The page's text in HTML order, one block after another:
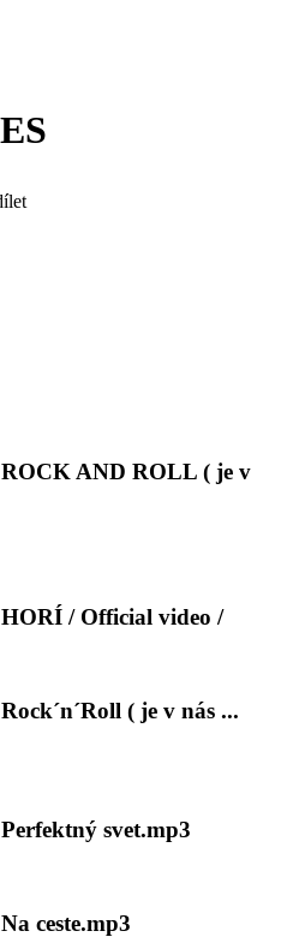
AND ROLL ( je v
/ Official video /
( je v nás ...
svet.mp3
ceste.mp3